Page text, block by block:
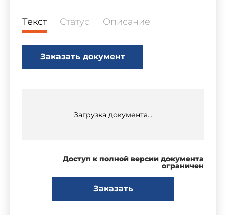
Текст Статус Описание
Заказать документ
Загрузка документа...
Доступ к полной версии документа
ограничен
Заказать